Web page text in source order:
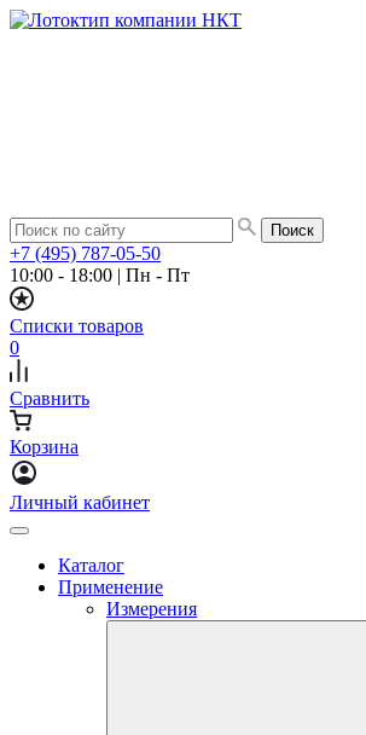
+7 (495) 787-05-50
10:00 - 18:00 | Пн - Пт
Списки товаров
0
Сравнить
Корзина
Личный кабинет
Каталог
Применение
Измерения